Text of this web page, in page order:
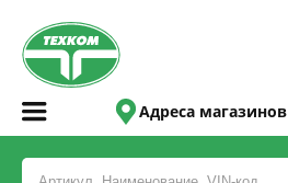
Адреса магазинов